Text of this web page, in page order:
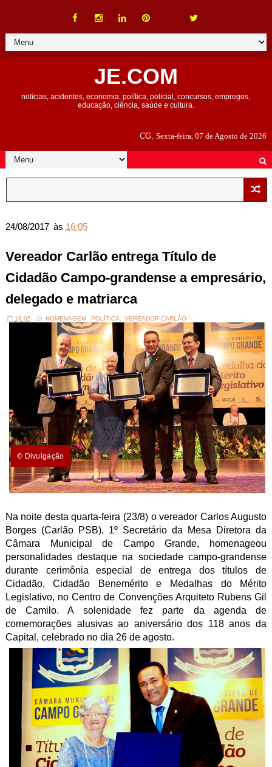
JE.COM
notícias, acidentes, economia, política, policial, concursos, empregos,
educação, ciência, saúde e cultura.
CG,Sexta-feira, 07 de Agosto de 2026
24/08/2017 às 16:05
Vereador Carlão entrega Título de
Cidadão Campo-grandense a empresário,
delegado e matriarca
16:05 HOMENAGEM, POLÍTICA VEREADOR CARLÃO
© Divulgação
Na noite desta quarta-feira (23/8) o vereador Carlos Augusto
Borges (Carlão PSB), 1º Secretário da Mesa Diretora da
Câmara Municipal de Campo Grande, homenageou
personalidades destaque na sociedade campo-grandense
durante cerimônia especial de entrega dos títulos de
Cidadão, Cidadão Benemérito e Medalhas do Mérito
Legislativo, no Centro de Convenções Arquiteto Rubens Gil
de Camilo. A solenidade fez parte da agenda de
comemorações alusivas ao aniversário dos 118 anos da
Capital, celebrado no dia 26 de agosto.